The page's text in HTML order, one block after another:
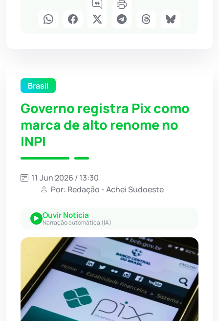
Brasil
Governo registra Pix como
marca de alto renome no
INPI
11 Jun 2026 / 13:30
Por: Redação - Achei Sudoeste
Ouvir Notícia
Narração automática (IA)